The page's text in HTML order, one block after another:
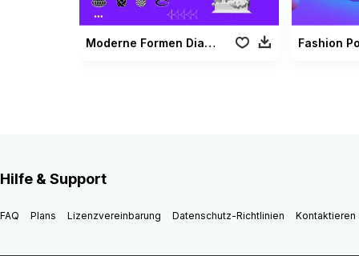
Moderne Formen Diashow
Hilfe & Support
FAQ Plans Lizenzvereinbarung Datenschutz-Richtlinien Kontaktieren